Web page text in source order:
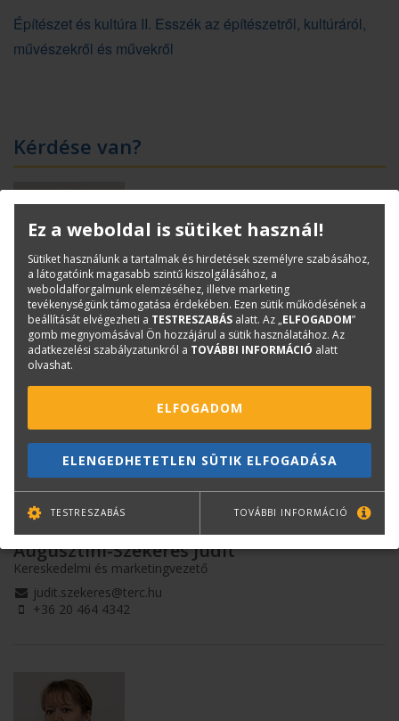
Építészet és kultúra II. Esszék az építészetről, kultúráról,
művészekről és művekről
Kérdése van?
Lévai-Kanyó Judit
Szakkönyvkiadó üzletág vezető
judit.levai-kanyo@terc.hu
+36 20 914 7158
Augusztini-Szekeres Judit
Kereskedelmi és marketingvezető
judit.szekeres@terc.hu
+36 20 464 4342
Ez a weboldal is sütiket használ!
Sütiket használunk a tartalmak és hirdetések személyre szabásához,
a látogatóink magasabb szintű kiszolgálásához, a
weboldalforgalmunk elemzéséhez, illetve marketing
tevékenységünk támogatása érdekében. Ezen sütik működésének a
beállítását elvégezheti a TESTRESZABÁS alatt. Az „ELFOGADOM”
gomb megnyomásával Ön hozzájárul a sütik használatához. Az
adatkezelési szabályzatunkról a TOVÁBBI INFORMÁCIÓ alatt
olvashat.
ELFOGADOM
ELENGEDHETETLEN SÜTIK ELFOGADÁSA
TESTRESZABÁS TOVÁBBI INFORMÁCIÓ